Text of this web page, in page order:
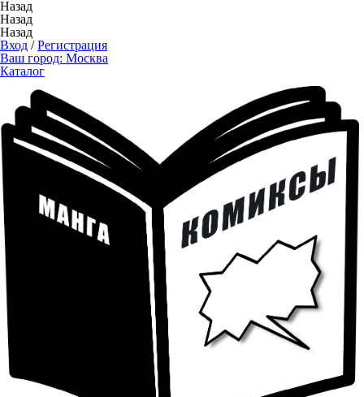
Назад
Назад
Назад
Вход /Регистрация
Ваш город: Москва
Каталог